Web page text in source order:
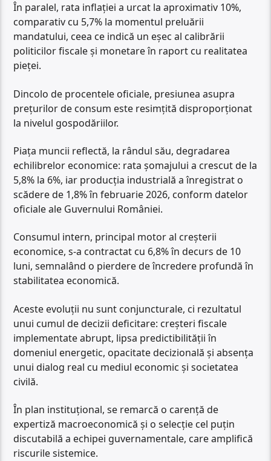
În paralel, rata inflației a urcat la aproximativ 10%,
comparativ cu 5,7% la momentul preluării
mandatului, ceea ce indică un eșec al calibrării
politicilor fiscale și monetare în raport cu realitatea
pieței.
Dincolo de procentele oficiale, presiunea asupra
prețurilor de consum este resimțită disproporționat
la nivelul gospodăriilor.
Piața muncii reflectă, la rândul său, degradarea
echilibrelor economice: rata șomajului a crescut de la
5,8% la 6%, iar producția industrială a înregistrat o
scădere de 1,8% în februarie 2026, conform datelor
oficiale ale Guvernului României.
Consumul intern, principal motor al creșterii
economice, s-a contractat cu 6,8% în decurs de 10
luni, semnalând o pierdere de încredere profundă în
stabilitatea economică.
Aceste evoluții nu sunt conjuncturale, ci rezultatul
unui cumul de decizii deficitare: creșteri fiscale
implementate abrupt, lipsa predictibilității în
domeniul energetic, opacitate decizională și absența
unui dialog real cu mediul economic și societatea
civilă.
În plan instituțional, se remarcă o carență de
expertiză macroeconomică și o selecție cel puțin
discutabilă a echipei guvernamentale, care amplifică
riscurile sistemice.